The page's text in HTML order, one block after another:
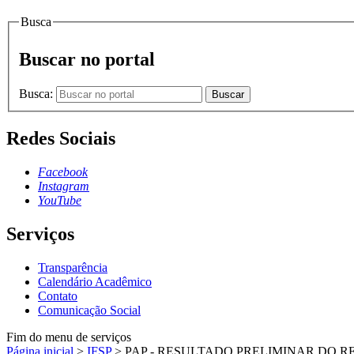
Busca
Buscar no portal
Busca: Buscar
Redes Sociais
Facebook
Instagram
YouTube
Serviços
Transparência
Calendário Acadêmico
Contato
Comunicação Social
Fim do menu de serviços
Página inicial > IFSP > PAP - RESULTADO PRELIMINAR DO